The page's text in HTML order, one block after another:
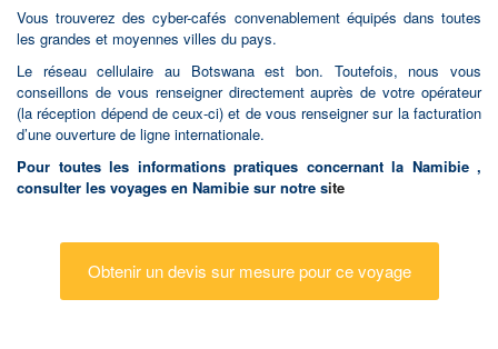
Vous trouverez des cyber-cafés convenablement équipés dans toutes
les grandes et moyennes villes du pays.
Le réseau cellulaire au Botswana est bon. Toutefois, nous vous
conseillons de vous renseigner directement auprès de votre opérateur
(la réception dépend de ceux-ci) et de vous renseigner sur la facturation
d’une ouverture de ligne internationale.
Pour toutes les informations pratiques concernant la Namibie ,
consulter les voyages en Namibie sur notre site
Obtenir un devis sur mesure pour ce voyage